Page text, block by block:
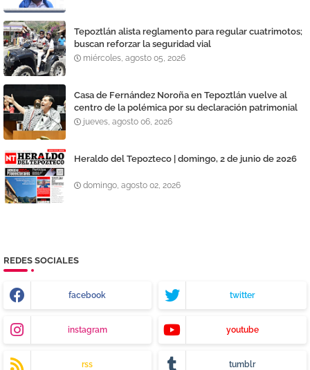
Tepoztlán alista reglamento para regular cuatrimotos;
buscan reforzar la seguridad vial
miércoles, agosto 05, 2026
Casa de Fernández Noroña en Tepoztlán vuelve al
centro de la polémica por su declaración patrimonial
jueves, agosto 06, 2026
Heraldo del Tepozteco | domingo, 2 de junio de 2026
domingo, agosto 02, 2026
REDES SOCIALES
facebook twitter
instagram youtube
rss tumblr